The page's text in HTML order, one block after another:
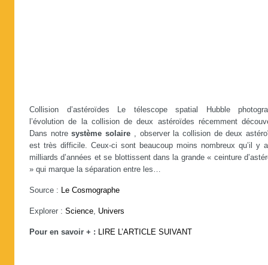
Collision d’astéroïdes Le télescope spatial Hubble
l’évolution de la collision de deux astéroïdes récemment
Dans notresystème solaire , observer la collision de deux
est très difficile. Ceux-ci sont beaucoup moins nombreux qu’il y
milliards d’années et se blottissent dans la grande « ceinture
» qui marque la séparation entre les…
Source : Le Cosmographe
Explorer : Science, Univers
Pour en savoir + : LIRE L’ARTICLE SUIVANT